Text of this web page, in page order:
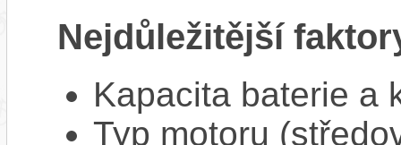
Nejdůležitější
Kapacita baterie a
Typ motoru